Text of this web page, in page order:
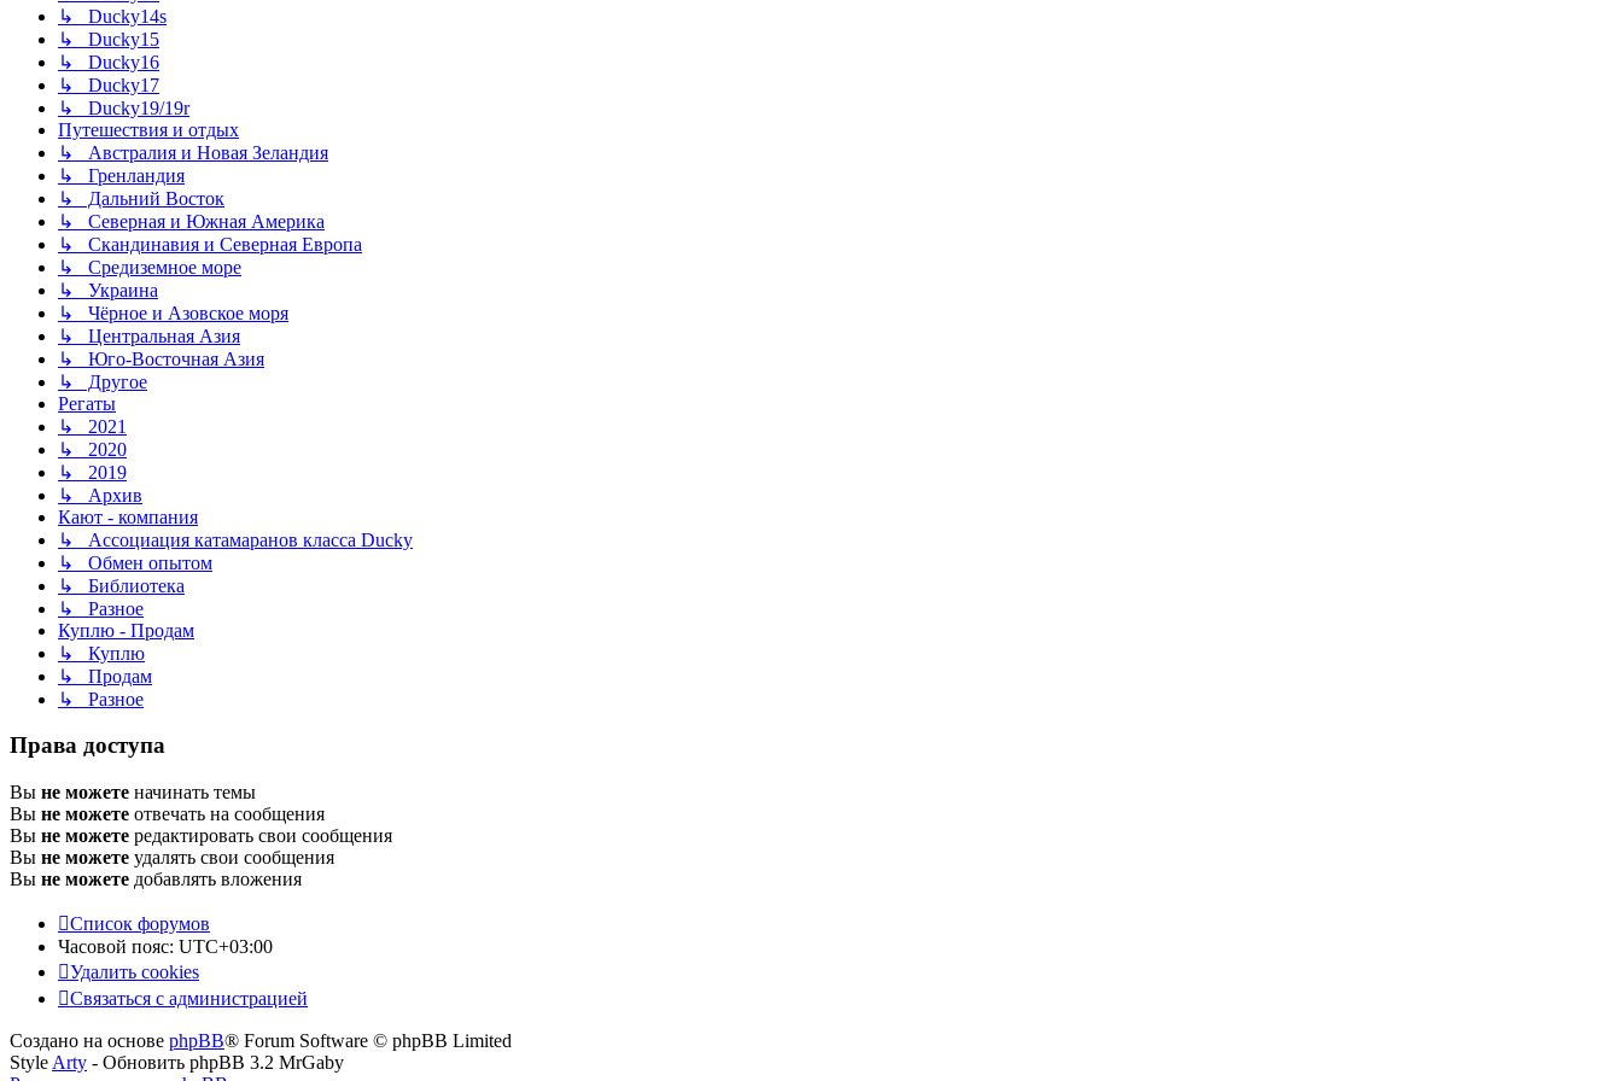
↳ Ducky14s
↳ Ducky15
↳ Ducky16
↳ Ducky17
↳ Ducky19/19r
Путешествия и отдых
↳ Австралия и Новая Зеландия
↳ Гренландия
↳ Дальний Восток
↳ Северная и Южная Америка
↳ Скандинавия и Северная Европа
↳ Средиземное море
↳ Украина
↳ Чёрное и Азовское моря
↳ Центральная Азия
↳ Юго-Восточная Азия
↳ Другое
Регаты
↳ 2021
↳ 2020
↳ 2019
↳ Архив
Кают - компания
↳ Ассоциация катамаранов класса Ducky
↳ Обмен опытом
↳ Библиотека
↳ Разное
Куплю - Продам
↳ Куплю
↳ Продам
↳ Разное
Права доступа
Вы не можете начинать темы
Вы не можете отвечать на сообщения
Вы не можете редактировать свои сообщения
Вы не можете удалять свои сообщения
Вы не можете добавлять вложения
Список форумов
Часовой пояс: UTC+03:00
Удалить cookies
Связаться с администрацией
Создано на основе phpBB® Forum Software © phpBB Limited
Style Arty - Обновить phpBB 3.2 MrGaby